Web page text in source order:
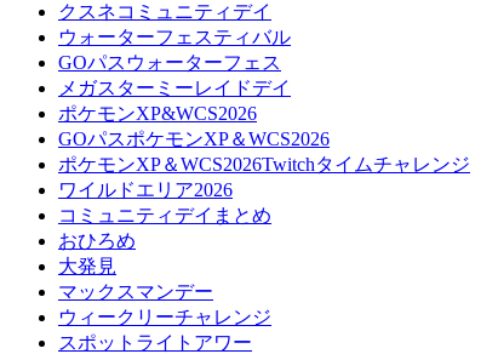
クスネコミュニティデイ
ウォーターフェスティバル
GOパスウォーターフェス
メガスターミーレイドデイ
ポケモンXP&WCS2026
GOパスポケモンXP＆WCS2026
ポケモンXP＆WCS2026Twitchタイムチャレンジ
ワイルドエリア2026
コミュニティデイまとめ
おひろめ
大発見
マックスマンデー
ウィークリーチャレンジ
スポットライトアワー